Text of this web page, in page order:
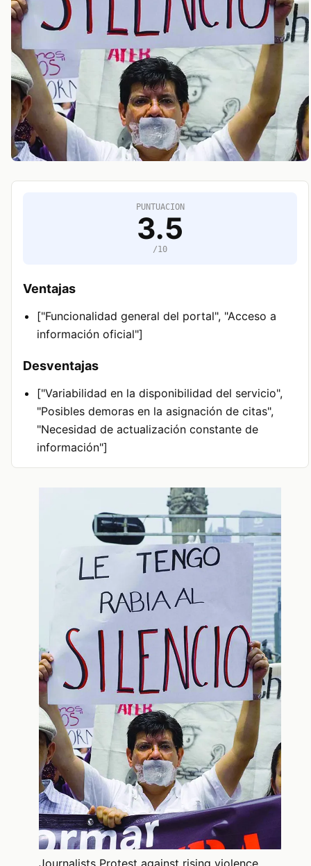
PUNTUACION
3.5
/10
Ventajas
["Funcionalidad general del portal", "Acceso a
información oficial"]
Desventajas
["Variabilidad en la disponibilidad del servicio",
"Posibles demoras en la asignación de citas",
"Necesidad de actualización constante de
información"]